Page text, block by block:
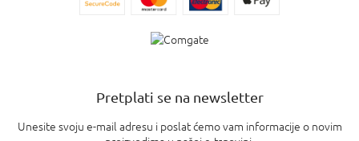
Pretplati se na newsletter
Unesite svoju e-mail adresu i poslat ćemo vam informacije o novim